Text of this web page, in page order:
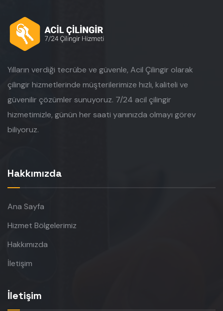
Yılların verdiği tecrübe ve güvenle, Acil Çilingir olarak
çilingir hizmetlerinde müşterilerimize hızlı, kaliteli ve
güvenilir çözümler sunuyoruz. 7/24 acil çilingir
hizmetimizle, günün her saati yanınızda olmayı görev
biliyoruz.
Hakkımızda
Ana Sayfa
Hizmet Bölgelerimiz
Hakkımızda
İletişim
İletişim